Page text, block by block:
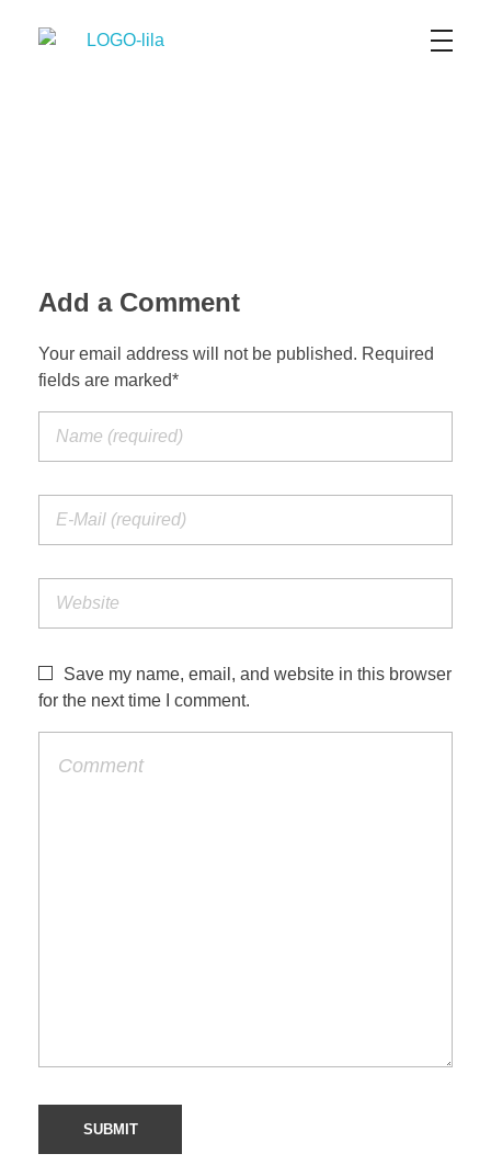
Add a Comment
Your email address will not be published. Required
fields are marked*
Save my name, email, and website in this browser
for the next time I comment.